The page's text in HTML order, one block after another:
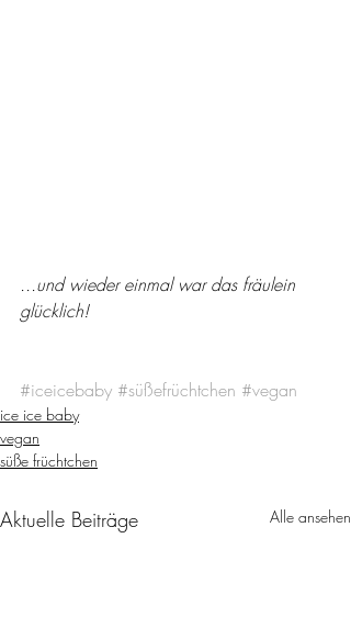
...und wieder einmal war das fräulein
glücklich!
#iceicebaby #süßefrüchtchen #vegan
ice ice baby
vegan
süße früchtchen
Aktuelle Beiträge Alle ansehen